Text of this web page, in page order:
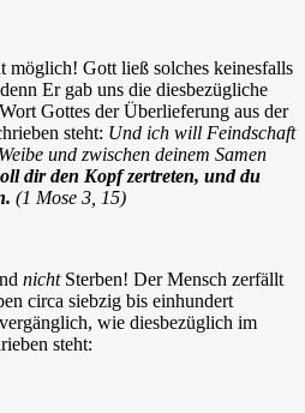
möglich! Gott ließ solches keinesfalls
Er gab uns die diesbezügliche
Gottes der Überlieferung aus der
steht: Und ich will Feindschaft
und zwischen deinem Samen
dir den Kopf zertreten, und du
(1 Mose 3, 15)
nichtSterben! Der Mensch zerfällt
circa siebzig bis einhundert
wie diesbezüglich im
steht: